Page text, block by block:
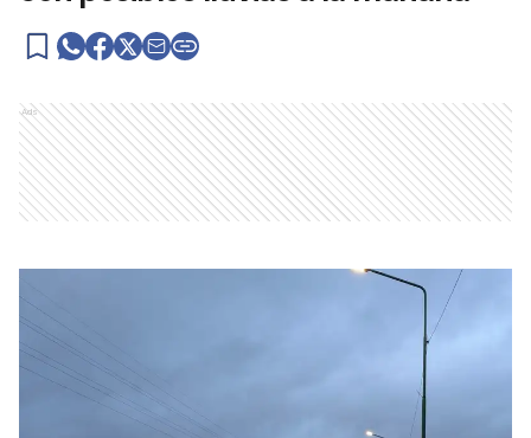
Ads